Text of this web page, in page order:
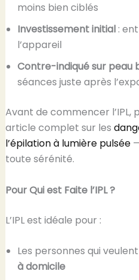
moins bien ciblés
Investissement initial:
l’appareil
Contre-indiqué sur peau
séances juste après
Avant de commencer
article complet sur les
l’épilation à lumière pulsée—
toute sérénité.
Pour Qui est Faite l’IPL ?
L’IPL est idéale pour :
Les personnes qui
à domicile